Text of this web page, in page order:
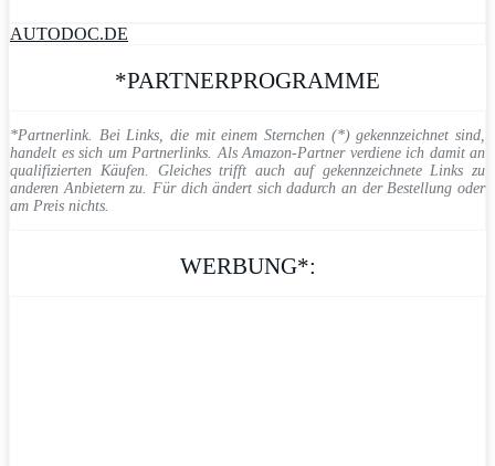
AUTODOC.DE
*PARTNERPROGRAMME
*Partnerlink. Bei Links, die mit einem Sternchen (*) gekennzeichnet sind,
handelt es sich um Partnerlinks. Als Amazon-Partner verdiene ich damit an
qualifizierten Käufen. Gleiches trifft auch auf gekennzeichnete Links zu
anderen Anbietern zu. Für dich ändert sich dadurch an der Bestellung oder
am Preis nichts.
WERBUNG*: